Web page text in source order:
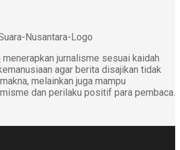
menerapkan jurnalisme sesuai kaidah
agar berita disajikan tidak
melainkan juga mampu
dan perilaku positif para pembaca.